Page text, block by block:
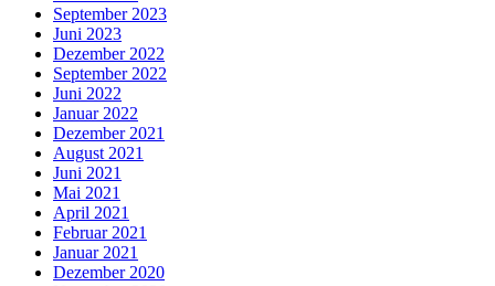
September 2023
Juni 2023
Dezember 2022
September 2022
Juni 2022
Januar 2022
Dezember 2021
August 2021
Juni 2021
Mai 2021
April 2021
Februar 2021
Januar 2021
Dezember 2020